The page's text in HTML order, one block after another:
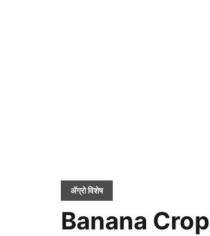
ॲग्रो विशेष
Banana Crop